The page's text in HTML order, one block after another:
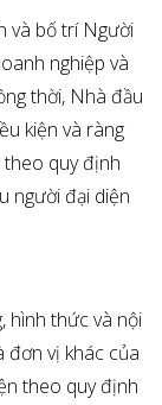
và bố trí Người
nghiệp và
thời, Nhà đầu
kiện và ràng
quy định
người đại diện
hình thức và nội
đơn vị khác của
theo quy định